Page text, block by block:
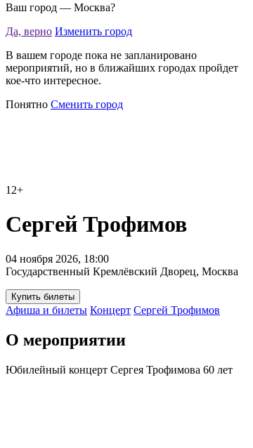
Ваш город — Москва?
Да, верно Изменить город
В вашем городе пока не запланировано
мероприятий, но в ближайших городах пройдет
кое-что интересное.
Понятно Сменить город
12+
Сергей Трофимов
04 ноября 2026, 18:00
Государственный Кремлёвский Дворец, Москва
Купить билеты
Афиша и билеты Концерт Сергей Трофимов
О мероприятии
Юбилейный концерт Сергея Трофимова 60 лет